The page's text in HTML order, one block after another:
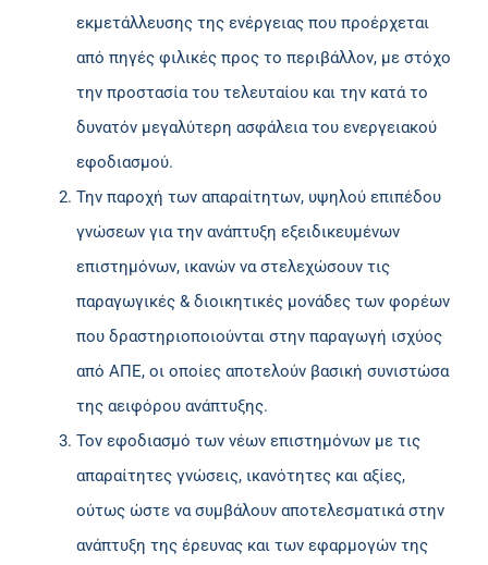
εκμετάλλευσης της ενέργειας που προέρχεται
από πηγές φιλικές προς το περιβάλλον, με στόχο
την προστασία του τελευταίου και την κατά το
δυνατόν μεγαλύτερη ασφάλεια του ενεργειακού
εφοδιασμού.
Την παροχή των απαραίτητων, υψηλού επιπέδου
γνώσεων για την ανάπτυξη εξειδικευμένων
επιστημόνων, ικανών να στελεχώσουν τις
παραγωγικές & διοικητικές μονάδες των φορέων
που δραστηριοποιούνται στην παραγωγή ισχύος
από ΑΠΕ, οι οποίες αποτελούν βασική συνιστώσα
της αειφόρου ανάπτυξης.
Τον εφοδιασμό των νέων επιστημόνων με τις
απαραίτητες γνώσεις, ικανότητες και αξίες,
ούτως ώστε να συμβάλουν αποτελεσματικά στην
ανάπτυξη της έρευνας και των εφαρμογών της